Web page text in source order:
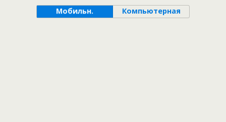
Мобильн. Компьютерная